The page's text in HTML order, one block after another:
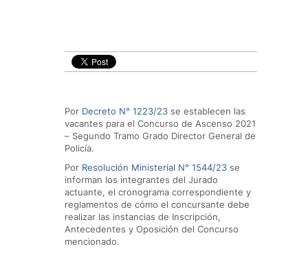
Por Decreto N° 1223/23 se establecen las
vacantes para el Concurso de Ascenso 2021
– Segundo Tramo Grado Director General de
Policía.
Por Resolución Ministerial N° 1544/23 se
informan los integrantes del Jurado
actuante, el cronograma correspondiente y
reglamentos de cómo el concursante debe
realizar las instancias de Inscripción,
Antecedentes y Oposición del Concurso
mencionado.